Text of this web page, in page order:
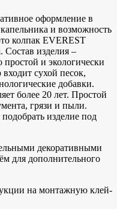
оформление в
и возможность
колпак EVEREST
Состав изделия –
и экологически
сухой песок,
добавки.
более 20 лет. Простой
грязи и пыли.
изделие под
декоративными
для дополнительного
на монтажную клей-